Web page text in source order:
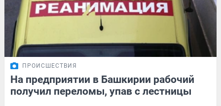
ПРОИСШЕСТВИЯ
На предприятии в Башкирии рабочий
получил переломы, упав с лестницы